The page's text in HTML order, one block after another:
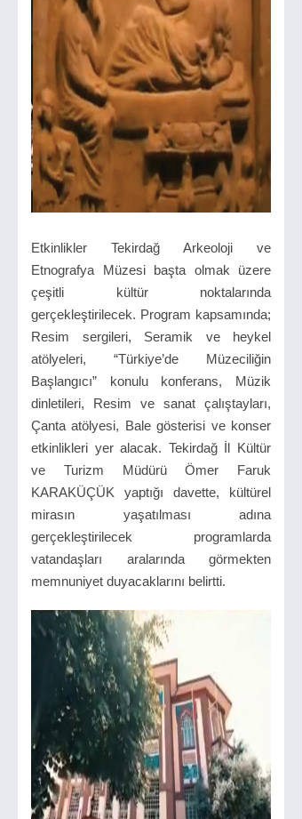
Etkinlikler Tekirdağ Arkeoloji ve
Etnografya Müzesi başta olmak üzere
çeşitli kültür noktalarında
gerçekleştirilecek. Program kapsamında;
Resim sergileri, Seramik ve heykel
atölyeleri, “Türkiye’de Müzeciliğin
Başlangıcı” konulu konferans, Müzik
dinletileri, Resim ve sanat çalıştayları,
Çanta atölyesi, Bale gösterisi ve konser
etkinlikleri yer alacak. Tekirdağ İl Kültür
ve Turizm Müdürü Ömer Faruk
KARAKÜÇÜK yaptığı davette, kültürel
mirasın yaşatılması adına
gerçekleştirilecek programlarda
vatandaşları aralarında görmekten
memnuniyet duyacaklarını belirtti.